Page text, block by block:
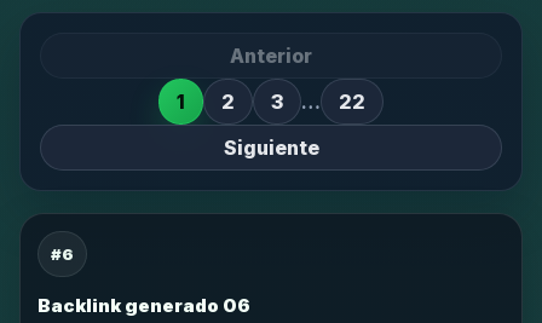
Anterior
1
2 3 …
22
Siguiente
#6
Backlink generado 06